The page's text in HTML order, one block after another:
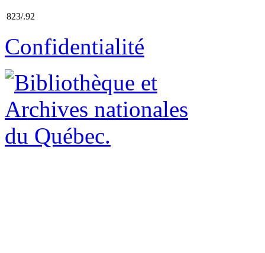
823/.92
Confidentialité